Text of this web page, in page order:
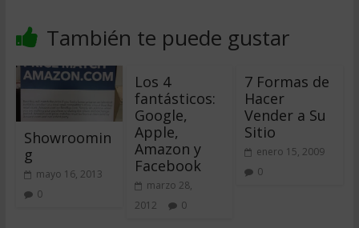
También te puede gustar
Showroomin
g
mayo 16, 2013
0
Los 4
fantásticos:
Google,
Apple,
Amazon y
Facebook
marzo 28,
2012
0
7 Formas de
Hacer
Vender a Su
Sitio
enero 15, 2009
0